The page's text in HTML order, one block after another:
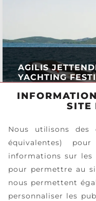
AGILIS
YACHTING
EN SITE
Nous utilisons des
équivalentes)
informations sur les
pour permettre au
nous permettent
personnaliser les